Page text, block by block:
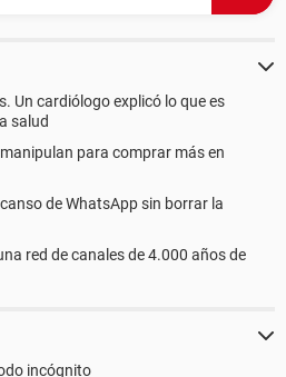
Un cardiólogo explicó lo que es
salud
para comprar más en
de WhatsApp sin borrar la
red de canales de 4.000 años de
incógnito